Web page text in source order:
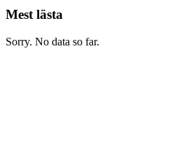
Mest lästa
Sorry. No data so far.